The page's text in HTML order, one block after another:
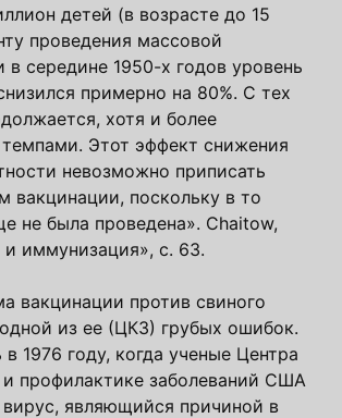
детей (в возрасте до 15
проведения массовой
в середине 1950-х годов уровень
примерно на 80%. С тех
хотя и более
Этот эффект снижения
невозможно приписать
вакцинации, поскольку в то
не была проведена». Chaitow,
и иммунизация», с. 63.
вакцинации против свиного
из ее (ЦКЗ) грубых ошибок.
в 1976 году, когда ученые Центра
профилактике заболеваний США
вирус, являющийся причиной в